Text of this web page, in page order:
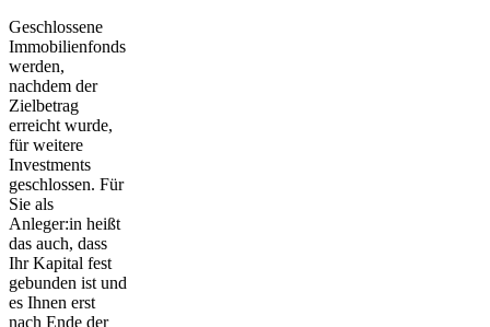
Geschlossene
Immobilienfonds
werden,
nachdem der
Zielbetrag
erreicht wurde,
für weitere
Investments
geschlossen. Für
Sie als
Anleger:in heißt
das auch, dass
IhrKapital fest
gebunden ist und
es Ihnen erst
nach Ende der